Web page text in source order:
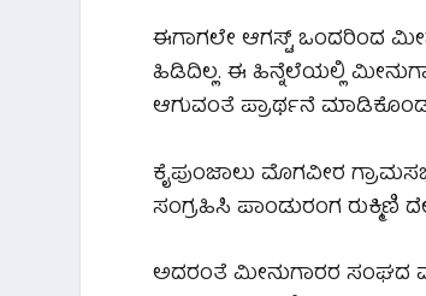
ಈಗಾಗಲೇ ಆಗಸ್ಟ್ ಒಂದರಿಂದ
ಹಿಡಿದಿಲ್ಲ. ಈ ಹಿನ್ನೆಲೆಯಲ್ಲಿ
ಆಗುವಂತೆ ಪ್ರಾರ್ಥನೆ
ಕೈಪುಂಜಾಲು ಮೊಗವೀರ
ಸಂಗ್ರಹಿಸಿ ಪಾಂಡುರಂಗ ರುಕ್ಮಿಣಿ
ಅದರಂತೆ ಮೀನುಗಾರರ ಸಂಘದ